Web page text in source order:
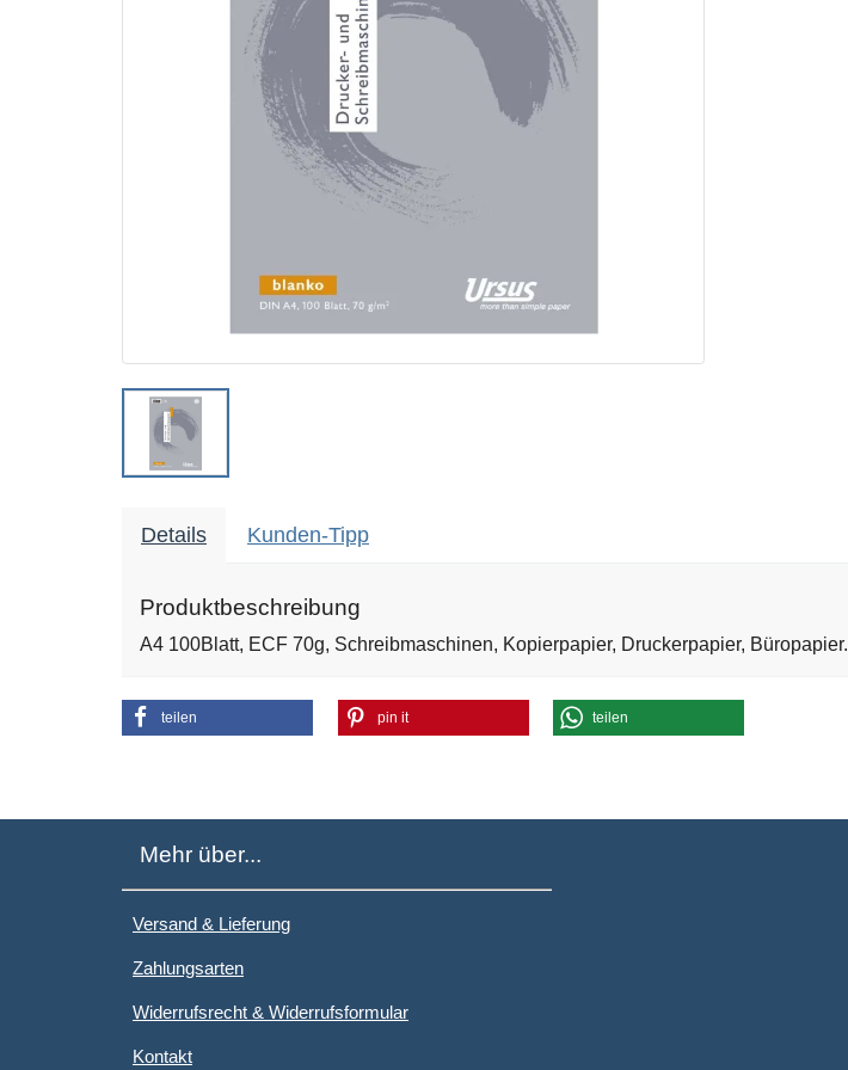
Details Kunden-Tipp
Produktbeschreibung
A4 100Blatt, ECF 70g, Schreibmaschinen, Kopierpapier, Druckerpapier, Büropapier.
teilen pin it teilen
Mehr über...
Versand & Lieferung
Zahlungsarten
Widerrufsrecht & Widerrufsformular
Kontakt